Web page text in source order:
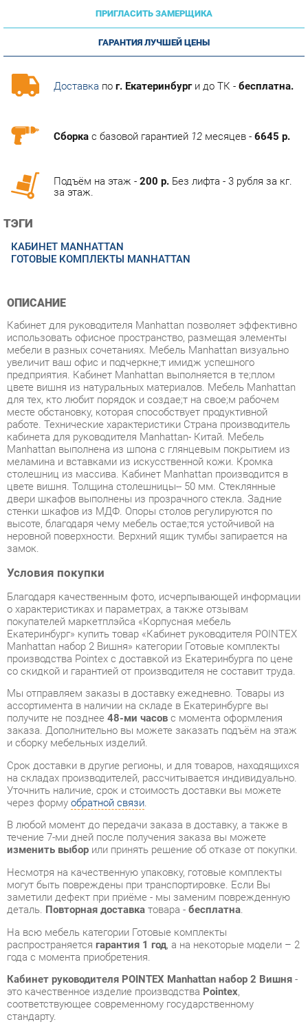
ГАРАНТИЯ ЛУЧШЕЙ ЦЕНЫ
Доставкапог. Екатеринбурги до ТК -бесплатна.
ТЭГИ
ГОТОВЫЕ КОМПЛЕКТЫ MANHATTAN
ОПИСАНИЕ
использовать офисное пространство, размещая элементы
мебели в разных сочетаниях. Мебель Manhattan визуально
увеличит ваш офис и подчеркнe;т имидж успешного
предприятия. Кабинет Manhattan выполняется в тe;плом
цвете вишня из натуральных материалов. Мебель Manhattan
для тех, кто любит порядок и создаe;т на своe;м рабочем
месте обстановку, которая способствует продуктивной
работе. Технические характеристики Страна производитель
кабинета для руководителя Manhattan- Китай. Мебель
Manhattan выполнена из шпона с глянцевым покрытием из
меламина и вставками из искусственной кожи. Кромка
столешниц из массива. Кабинет Manhattan производится в
цвете вишня. Толщина столешницы-- 50 мм. Стеклянные
двери шкафов выполнены из прозрачного стекла. Задние
стенки шкафов из МДФ. Опоры столов регулируются по
высоте, благодаря чему мебель остаe;тся устойчивой на
неровной поверхности. Верхний ящик тумбы запирается на
замок.
Условия покупки
Благодаря качественным фото, исчерпывающей информации
покупателей маркетплэйса «Корпусная мебель
Екатеринбург» купить товар «Кабинет руководителя POINTEX
Manhattan набор 2 Вишня» категории Готовые комплекты
производства Pointex с доставкой из Екатеринбурга по цене
со скидкой и гарантией от производителя не составит труда.
Мы отправляем заказы в доставку ежедневно. Товары из
ассортимента в наличии на складе в Екатеринбурге вы
получите не позднее48-ми часовс момента оформления
заказа. Дополнительно вы можете заказать подъём на этаж
и сборку мебельных изделий.
Срок доставки в другие регионы, и для товаров, находящихся
на складах производителей, рассчитывается индивидуально.
Уточнить наличие, срок и стоимость доставки вы можете
через формуобратной связи.
В любой момент до передачи заказа в доставку, а также в
течение 7-ми дней после получения заказа вы можете
изменить выборили принять решение об отказе от покупки.
Несмотря на качественную упаковку, готовые комплекты
могут быть повреждены при транспортировке. Если Вы
заметили дефект при приёме - мы заменим поврежденную
деталь.Повторная доставкатовара -бесплатна.
На всю мебель категории Готовые комплекты
распространяетсягарантия 1 год, а на некоторые модели – 2
года с момента приобретения.
Кабинет руководителя POINTEX Manhattan набор 2 Вишня
это качественное изделие производства
соответствующее современному государственному
стандарту.
Надеемся, вы останетесь довольны вашим приобретением, и
будем рады, если вы оставите отзыв об опыте его
использования, который поможет сориентироваться нашим
будущим покупателям.